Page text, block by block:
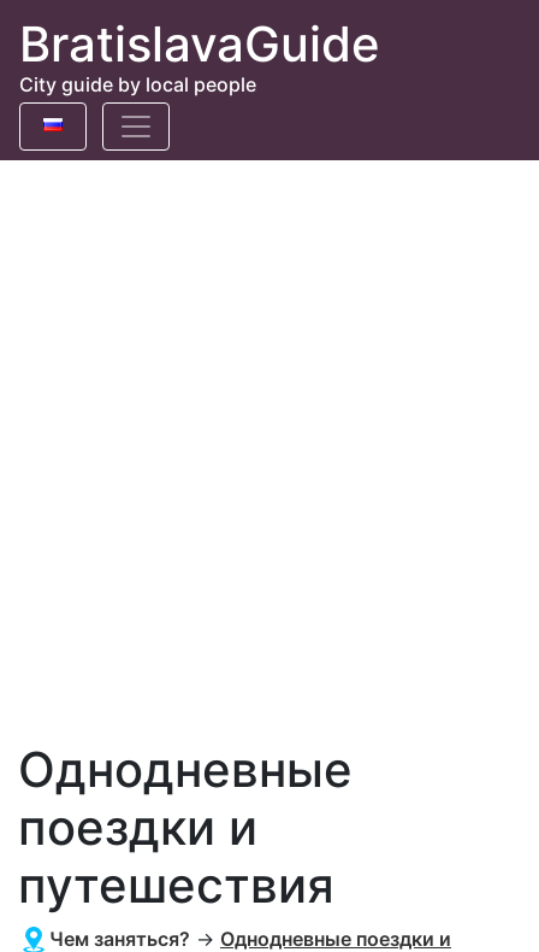
BratislavaGuide
City guide by local people
Однодневные
поездки и
путешествия
Чем заняться? → Однодневные поездки и